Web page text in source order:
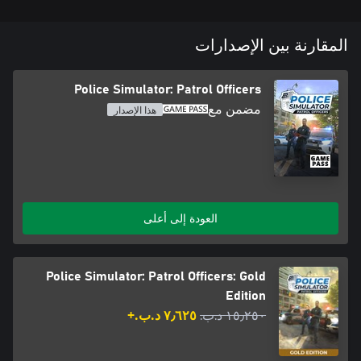
المقارنة بين الإصدارات
Police Simulator: Patrol Officers
مضمن مع هذا الإصدار
العودة إلى أعلى
Police Simulator: Patrol Officers: Gold
Edition
١٥٫٢٥٠ د.ب.‏ ٧٫٦٢٥ د.ب.‏+